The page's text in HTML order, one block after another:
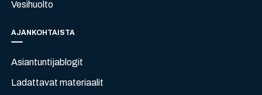
Vesihuolto
AJANKOHTAISTA
Asiantuntijablogit
Ladattavat materiaalit